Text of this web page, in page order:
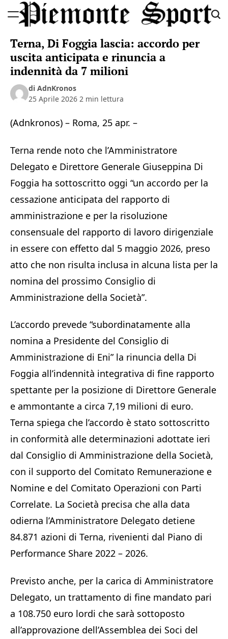
to
Sport
Terna, Di Foggia lascia: accordo per
uscita anticipata e rinuncia a
indennità da 7 milioni
di AdnKronos
25 Aprile 2026 2 min lettura
(Adnkronos) – Roma, 25 apr. –
Terna rende noto che l’Amministratore
Delegato e Direttore Generale Giuseppina Di
Foggia ha sottoscritto oggi “un accordo per la
cessazione anticipata del rapporto di
amministrazione e per la risoluzione
consensuale del rapporto di lavoro dirigenziale
in essere con effetto dal 5 maggio 2026, preso
atto che non risulta inclusa in alcuna lista per la
nomina del prossimo Consiglio di
Amministrazione della Società”.
L’accordo prevede “subordinatamente alla
nomina a Presidente del Consiglio di
Amministrazione di Eni” la rinuncia della Di
Foggia all’indennità integrativa di fine rapporto
spettante per la posizione di Direttore Generale
e ammontante a circa 7,19 milioni di euro.
Terna spiega che l’accordo è stato sottoscritto
in conformità alle determinazioni adottate ieri
dal Consiglio di Amministrazione della Società,
con il supporto del Comitato Remunerazione e
Nomine e del Comitato Operazioni con Parti
Correlate. La Società precisa che alla data
odierna l’Amministratore Delegato detiene
84.871 azioni di Terna, rivenienti dal Piano di
Performance Share 2022 – 2026.
Previsto anche, per la carica di Amministratore
Delegato, un trattamento di fine mandato pari
a 108.750 euro lordi che sarà sottoposto
all’approvazione dell’Assemblea dei Soci del